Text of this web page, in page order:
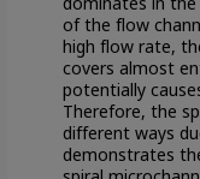
of the flow
high flow rate,
covers almost
potentially
Therefore, the
different ways
demonstrates